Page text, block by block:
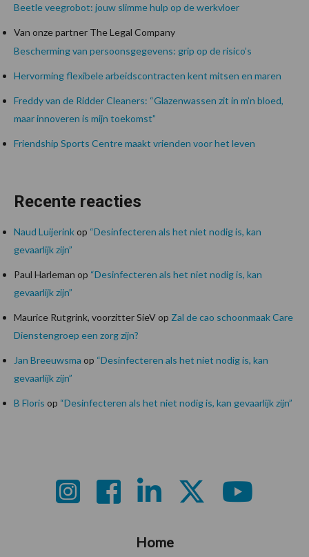
Beetle veegrobot: jouw slimme hulp op de werkvloer
Van onze partner The Legal Company
Bescherming van persoonsgegevens: grip op de risico’s
Hervorming flexibele arbeidscontracten kent mitsen en maren
Freddy van de Ridder Cleaners: “Glazenwassen zit in m’n bloed,
maar innoveren is mijn toekomst”
Friendship Sports Centre maakt vrienden voor het leven
Recente reacties
Naud Luijerinkop “Desinfecteren als het niet nodig is, kan
gevaarlijk zijn”
Paul Harleman op “Desinfecteren als het niet nodig is, kan
gevaarlijk zijn”
Maurice Rutgrink, voorzitter SieVop Zal de cao schoonmaak Care
Dienstengroep een zorg zijn?
Jan Breeuwsma op “Desinfecteren als het niet nodig is, kan
gevaarlijk zijn”
B Floris op “Desinfecteren als het niet nodig is, kan gevaarlijk zijn”
Home